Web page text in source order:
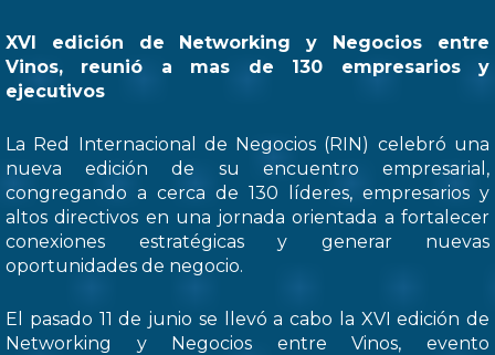
XVI edición de Networking y Negocios entre
Vinos, reunió a mas de 130 empresarios y
ejecutivos
La Red Internacional de Negocios (RIN) celebró una
nueva edición de su encuentro empresarial,
congregando a cerca de 130 líderes, empresarios y
altos directivos en una jornada orientada a fortalecer
conexiones estratégicas y generar nuevas
oportunidades de negocio.
El pasado 11 de junio se llevó a cabo la XVI edición de
Networking y Negocios entre Vinos, evento